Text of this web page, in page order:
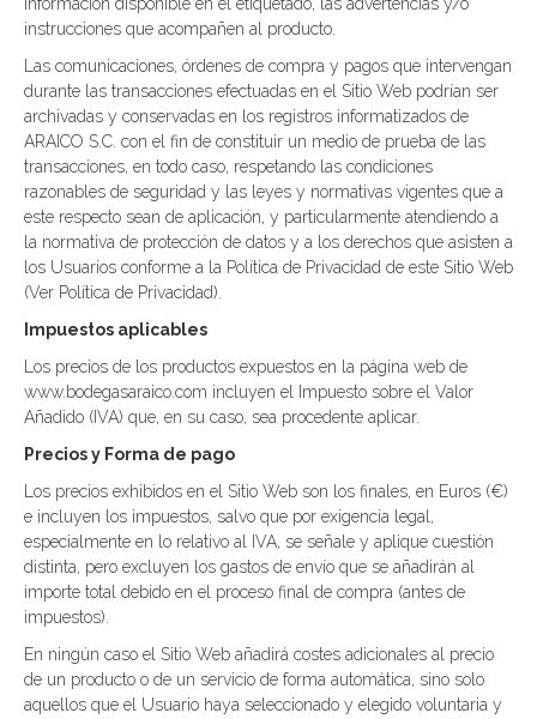
instrucciones que acompañen al producto.
Las comunicaciones, órdenes de compra y pagos que intervengan
durante las transacciones efectuadas en el Sitio Web podrían ser
archivadas y conservadas en los registros informatizados de
ARAICO S.C. con el fin de constituir un medio de prueba de las
transacciones, en todo caso, respetando las condiciones
razonables de seguridad y las leyes y normativas vigentes que a
este respecto sean de aplicación, y particularmente atendiendo a
la normativa de protección de datos y a los derechos que asisten a
los Usuarios conforme a la Política de Privacidad de este Sitio Web
(Ver Política de Privacidad).
Impuestos aplicables
Los precios de los productos expuestos en la página web de
www.bodegasaraico.com incluyen el Impuesto sobre el Valor
Añadido (IVA) que, en su caso, sea procedente aplicar.
Precios y Forma de pago
Los precios exhibidos en el Sitio Web son los finales, en Euros (€)
e incluyen los impuestos, salvo que por exigencia legal,
especialmente en lo relativo al IVA, se señale y aplique cuestión
distinta, pero excluyen los gastos de envío que se añadirán al
importe total debido en el proceso final de compra (antes de
impuestos).
En ningún caso el Sitio Web añadirá costes adicionales al precio
de un producto o de un servicio de forma automática, sino solo
aquellos que el Usuario haya seleccionado y elegido voluntaria y